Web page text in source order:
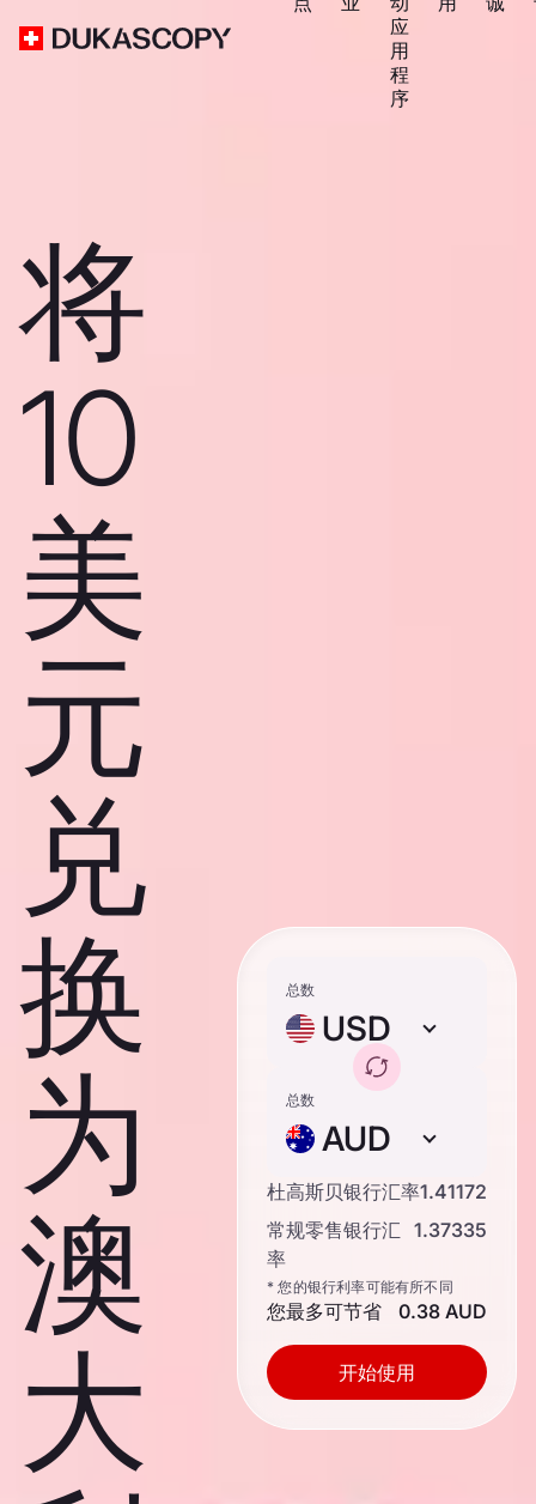
应
用
程
序
将
10
美
元
兑
换
为
澳
大
总数
USD
总数
AUD
杜高斯贝银行汇率1.41172
常规零售银行汇
率
1.37335
* 您的银行利率可能有所不同
您最多可节省 0.38 AUD
开始使用